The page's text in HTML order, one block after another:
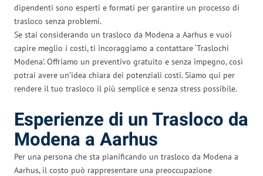
dipendenti sono esperti e formati per garantire un processo di
trasloco senza problemi.
Se stai considerando un trasloco da Modena a Aarhus e vuoi
capire meglio i costi, ti incoraggiamo a contattare ‘Traslochi
Modena’. Offriamo un preventivo gratuito e senza impegno, così
potrai avere un’idea chiara dei potenziali costi. Siamo qui per
rendere il tuo trasloco il più semplice e senza stress possibile.
Esperienze di un Trasloco da
Modena a Aarhus
Per una persona che sta pianificando un trasloco da Modena a
Aarhus, il costo può rappresentare una preoccupazione